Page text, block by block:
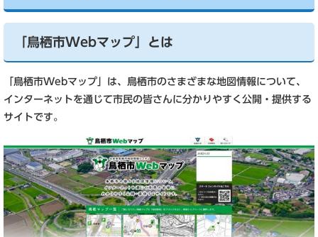
「鳥栖市Webマップ」とは
「鳥栖市Webマップ」は、鳥栖市のさまざまな地図情報について、
インターネットを通じて市民の皆さんに分かりやすく公開・提供する
サイトです。